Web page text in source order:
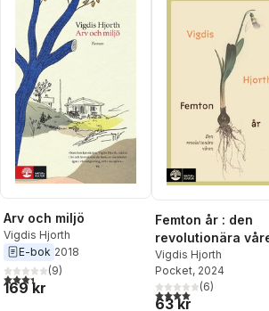
röster:
Arv och miljö
Vigdis Hjorth
E-bok 2018
3,4utav 5 stjärnor. Totalt antal röster:
(9)
169 kr
Femton år : den
revolutionära
Vigdis Hjorth
Pocket, 2024
4,0utav 5 stjärnor.
(6)
63 kr